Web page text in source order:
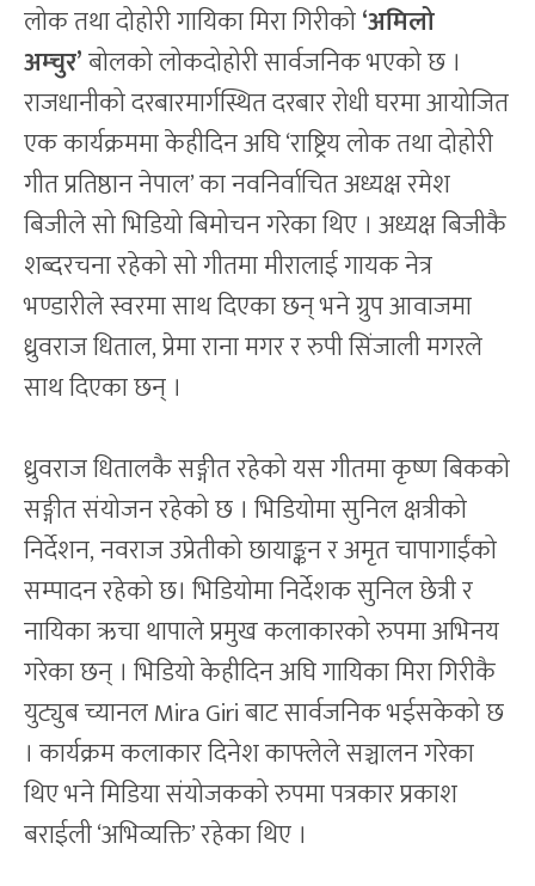
लोक तथा दोहोरी गायिका मिरा गिरीको‘अमिलो
अम्चुर’बोलको लोकदोहोरी सार्वजनिक भएको छ ।
राजधानीको दरबारमार्गस्थित दरबार रोधी घरमा आयोजित
एक कार्यक्रममा केहीदिन अघि ‘राष्ट्रिय लोक तथा दोहोरी
गीत प्रतिष्ठान नेपाल’ का नवनिर्वाचित अध्यक्ष रमेश
बिजीले सो भिडियो बिमोचन गरेका थिए । अध्यक्ष बिजीकै
शब्दरचना रहेको सो गीतमा मीरालाई गायक नेत्र
भण्डारीले स्वरमा साथ दिएका छन् भने ग्रुप आवाजमा
ध्रुवराज धिताल, प्रेमा राना मगर र रुपी सिंजाली मगरले
साथ दिएका छन् ।
ध्रुवराज धितालकै सङ्गीत रहेको यस गीतमा कृष्ण बिकको
सङ्गीत संयोजन रहेको छ । भिडियोमा सुनिल क्षत्रीको
निर्देशन, नवराज उप्रेतीको छायाङ्कन र अमृत चापागाईंको
सम्पादन रहेको छ। भिडियोमा निर्देशक सुनिल छेत्री र
नायिका ऋचा थापाले प्रमुख कलाकारको रुपमा अभिनय
गरेका छन् । भिडियो केहीदिन अघि गायिका मिरा गिरीकै
युट्युब च्यानल Mira Giri बाट सार्वजनिक भईसकेको छ
। कार्यक्रम कलाकार दिनेश काफ्लेले सञ्चालन गरेका
थिए भने मिडिया संयोजकको रुपमा पत्रकार प्रकाश
बराईली ‘अभिव्यक्ति’ रहेका थिए ।